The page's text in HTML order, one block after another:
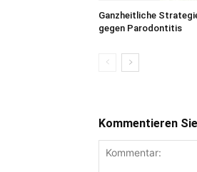
Ganzheitliche
gegen Parodontitis
Kommentieren